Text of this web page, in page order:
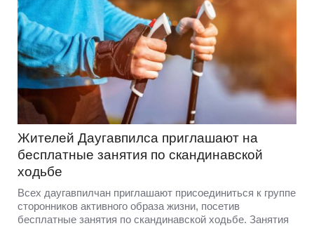
Жителей Даугавпилса приглашают на
бесплатные занятия по скандинавской
ходьбе
Всех даугавпилчан приглашают присоединиться к группе
сторонников активного образа жизни, посетив
бесплатные занятия по скандинавской ходьбе. Занятия